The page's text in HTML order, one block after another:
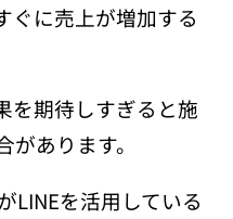
ぐに売上が増加する
を期待しすぎると施
あります。
LINEを活用している